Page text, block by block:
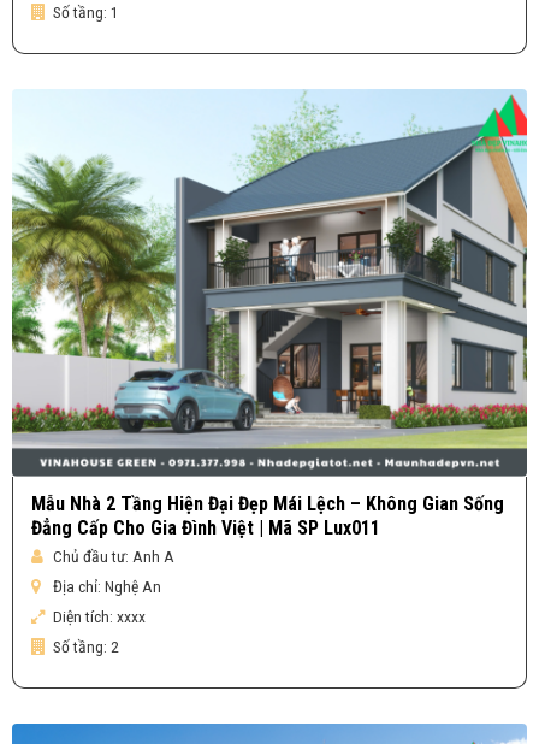
Số tầng: 1
Mẫu Nhà 2 Tầng Hiện Đại Đẹp Mái Lệch – Không Gian Sống
Đẳng Cấp Cho Gia Đình Việt | Mã SP Lux011
Chủ đầu tư: Anh A
Địa chỉ: Nghệ An
Diện tích: xxxx
Số tầng: 2